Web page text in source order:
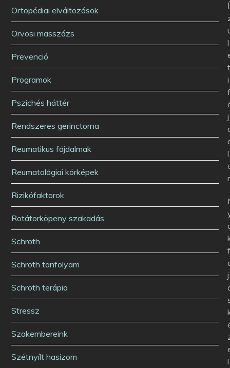
Ortopédiai elváltozások
Orvosi masszázs
Prevenció
Programok
Pszichés háttér
Rendszeres gerinctorna
Reumatikus fájdalmak
Reumatológiai kórképek
Rizikófaktorok
Rotátorköpeny szakadás
Schroth
Schroth tanfolyam
Schroth terápia
Stressz
Szakembereink
Szétnyílt hasizom
Í
l
i
j
l
j
l